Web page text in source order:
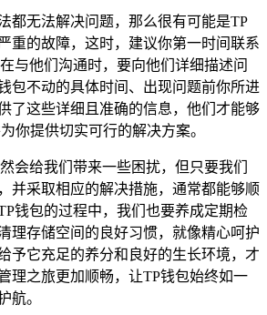
都无法解决问题，那么很有可能是TP
重的故障，这时，建议你第一时间联系
与他们沟通时，要向他们详细描述问
包不动的具体时间、出现问题前你所进
了这些详细且准确的信息，他们才能够
你提供切实可行的解决方案。
会给我们带来一些困扰，但只要我们
并采取相应的解决措施，通常都能够顺
钱包的过程中，我们也要养成定期检
理存储空间的良好习惯，就像精心呵护
予它充足的养分和良好的生长环境，才
理之旅更加顺畅，让TP钱包始终如一
航。